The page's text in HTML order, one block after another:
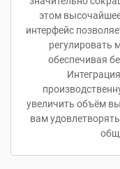
этом
интерфейс
регулировать
обеспечивая
увеличить объём
вам